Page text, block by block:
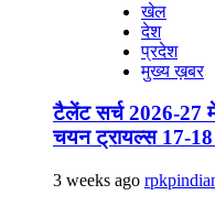
खेल
देश
प्रदेश
मुख्य ख़बर
टैलेंट सर्च 2026-27 में
चयन ट्रायल्स 17-
3 weeks ago